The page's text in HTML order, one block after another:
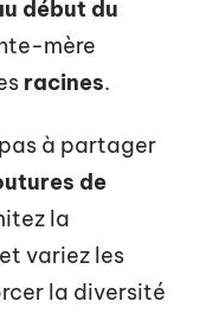
début du
mère
racines.
à partager
de
la
variez les
la diversité